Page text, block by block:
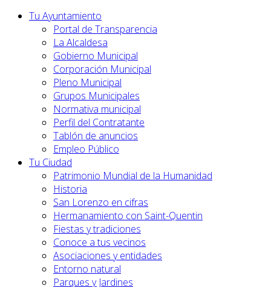
Tu Ayuntamiento
Portal de Transparencia
La Alcaldesa
Gobierno Municipal
Corporación Municipal
Pleno Municipal
Grupos Municipales
Normativa municipal
Perfil del Contratante
Tablón de anuncios
Empleo Público
Tu Ciudad
Patrimonio Mundial de la Humanidad
Historia
San Lorenzo en cifras
Hermanamiento con Saint-Quentin
Fiestas y tradiciones
Conoce a tus vecinos
Asociaciones y entidades
Entorno natural
Parques y Jardines